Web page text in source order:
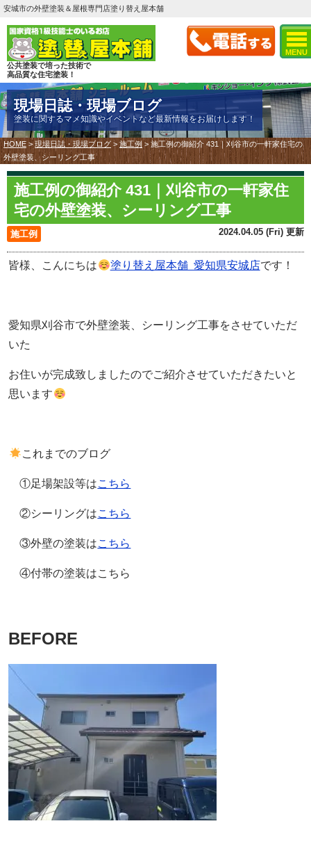
MENU
安城市の外壁塗装＆屋根専門店塗り替え屋本舗
公共塗装で培った技術で
高品質な住宅塗装！
現場日誌・現場ブログ
塗装に関するマメ知識やイベントなど最新情報をお届けします！
HOME >現場日誌・現場ブログ > 施工例 > 施工例の御紹介 431｜刈谷市の一軒家住宅の
外壁塗装、シーリング工事
施工例の御紹介 431｜刈谷市の一軒家住
宅の外壁塗装、シーリング工事
施工例 2024.04.05 (Fri) 更新
皆様、こんにちは 塗り替え屋本舗 愛知県安城店です！
愛知県刈谷市で外壁塗装、シーリング工事をさせていただ
いた
お住いが完成致しましたのでご紹介させていただきたいと
思います
これまでのブログ
①足場架設等はこちら
②シーリングはこちら
③外壁の塗装はこちら
④付帯の塗装はこちら
BEFORE